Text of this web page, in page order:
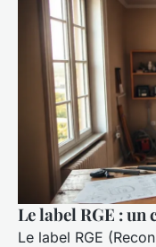
Le label RGE :
Le label RGE